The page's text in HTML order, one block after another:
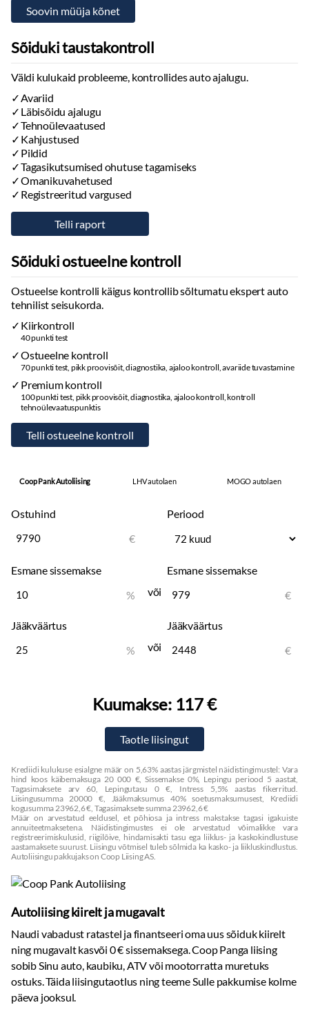
Sõiduki taustakontroll
Väldi kulukaid probleeme, kontrollides auto ajalugu.
Avariid
Läbisõidu ajalugu
Tehnoülevaatused
Kahjustused
Pildid
Tagasikutsumised ohutuse tagamiseks
Omanikuvahetused
Registreeritud vargused
Sõiduki ostueelne kontroll
Ostueelse kontrolli käigus kontrollib sõltumatu ekspert auto
tehnilist seisukorda.
Kiirkontroll
40 punkti test
Ostueelne kontroll
70 punkti test, pikk proovisõit, diagnostika, ajaloo kontroll, avariide tuvastamine
Premium kontroll
100 punkti test, pikk proovisõit, diagnostika, ajaloo kontroll, kontroll
tehnoülevaatuspunktis
Coop Pank Autoliising LHV autolaen MOGO autolaen
Ostuhind
€
Periood
Esmane sissemakse
%
või
Esmane sissemakse
€
Jääkväärtus
%
või
Jääkväärtus
€
Kuumakse: 117 €
Krediidi kulukuse esialgne määr on 5,63% aastas järgmistel näidistingimustel: Vara
hind koos käibemaksuga 20 000 €, Sissemakse 0%, Lepingu periood 5 aastat,
Tagasimaksete arv 60, Lepingutasu 0 €, Intress 5,5% aastas fikerritud.
Liisingusumma 20000 €, Jääkmaksumus 40% soetusmaksumusest, Krediidi
kogusumma 23962,6 €, Tagasimaksete summa 23962,6 €
Määr on arvestatud eeldusel, et põhiosa ja intress makstakse tagasi igakuiste
annuiteetmaksetena. Näidistingimustes ei ole arvestatud võimalikke vara
registreerimiskulusid, riigilõive, hindamisakti tasu ega liiklus- ja kaskokindlustuse
aastamaksete suurust. Liisingu võtmisel tuleb sõlmida ka kasko- ja liikluskindlustus.
Autoliisingu pakkujaks on Coop Liising AS.
Autoliising kiirelt ja mugavalt
Naudi vabadust ratastel ja finantseeri oma uus sõiduk kiirelt
ning mugavalt kasvõi 0 € sissemaksega. Coop Panga liising
sobib Sinu auto, kaubiku, ATV või mootorratta muretuks
ostuks. Täida liisingutaotlus ning teeme Sulle pakkumise kolme
päeva jooksul.